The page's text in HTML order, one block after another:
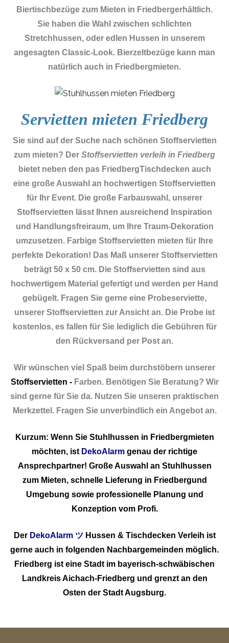
Biertischbezüge zum Mieten in Friedbergerhältlich.
Sie haben die Wahl zwischen schlichten
Stretchhussen, oder edlen Hussen in unserem
angesagten Classic-Look. Bierzeltbezüge kann man
natürlich auch in Friedbergmieten.
Servietten mieten Friedberg
Sie sind auf der Suche nach schönen Stoffservietten
zum mieten? Der Stoffservietten verleih in Friedberg
bietet neben den pas FriedbergTischdecken auch
eine große Auswahl an hochwertigen Stoffservietten
für Ihr Event. Die große Farbauswahl, unserer
Stoffservietten lässt Ihnen ausreichend Inspiration
und Handlungsfreiraum, um Ihre Traum-Dekoration
umzusetzen. Farbige Stoffservietten mieten für Ihre
perfekte Dekoration! Das Maß unserer Stoffservietten
beträgt 50 x 50 cm. Die Stoffservietten sind aus
hochwertigem Material gefertigt und werden per Hand
gebügelt. Fragen Sie gerne eine Probeserviette,
unserer Stoffservietten zur Ansicht an. Die Probe ist
kostenlos, es fallen für Sie lediglich die Gebühren für
den Rückversand per Post an.
Wir wünschen viel Spaß beim durchstöbern unserer
Stoffservietten - Farben. Benötigen Sie Beratung? Wir
sind gerne für Sie da. Nutzen Sie unseren praktischen
Merkzettel. Fragen Sie unverbindlich ein Angebot an.
Kurzum: Wenn Sie Stuhlhussen in Friedbergmieten
möchten, ist DekoAlarm genau der richtige
Ansprechpartner! Große Auswahl an Stuhlhussen
zum Mieten, schnelle Lieferung in Friedbergund
Umgebung sowie professionelle Planung und
Konzeption vom Profi.
Der DekoAlarm ツ Hussen & Tischdecken Verleih ist
gerne auch in folgenden Nachbargemeinden möglich.
Friedberg ist eine Stadt im bayerisch-schwäbischen
Landkreis Aichach-Friedberg und grenzt an den
Osten der Stadt Augsburg.